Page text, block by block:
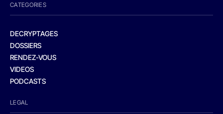
CATEGORIES
DECRYPTAGES
DOSSIERS
RENDEZ-VOUS
VIDEOS
PODCASTS
LEGAL